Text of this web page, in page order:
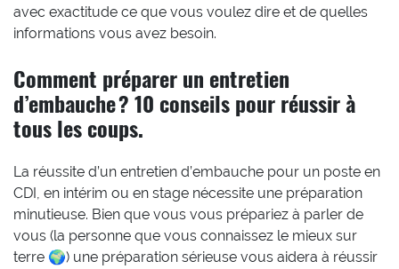
avec exactitude ce que vous voulez dire et de quelles
informations vous avez besoin.
Comment préparer un entretien
d’embauche ? 10 conseils pour réussir à
tous les coups.
La réussite d’un entretien d’embauche pour un poste en
CDI, en intérim ou en stage nécessite une préparation
minutieuse. Bien que vous vous prépariez à parler de
vous (la personne que vous connaissez le mieux sur
terre 🌍) une préparation sérieuse vous aidera à réussir